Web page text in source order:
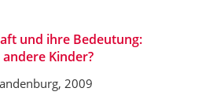
und ihre Bedeutung:
Kinder?
2009